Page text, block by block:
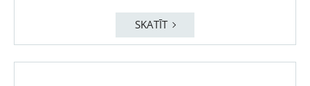
SKATĪT